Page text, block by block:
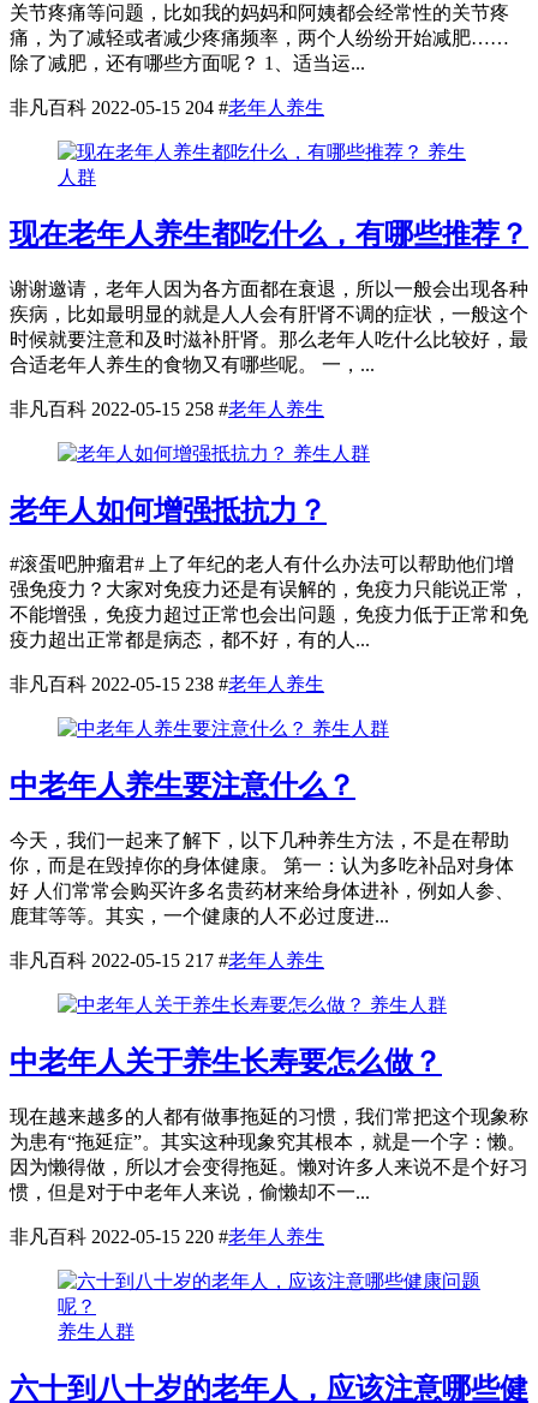
关节疼痛等问题，比如我的妈妈和阿姨都会经常性的关节疼
痛，为了减轻或者减少疼痛频率，两个人纷纷开始减肥……
除了减肥，还有哪些方面呢？ 1、适当运...
非凡百科 2022-05-15 204 #老年人养生
养生
人群
现在老年人养生都吃什么，有哪些推荐？
谢谢邀请，老年人因为各方面都在衰退，所以一般会出现各种
疾病，比如最明显的就是人人会有肝肾不调的症状，一般这个
时候就要注意和及时滋补肝肾。那么老年人吃什么比较好，最
合适老年人养生的食物又有哪些呢。 一，...
非凡百科 2022-05-15 258 #老年人养生
养生人群
老年人如何增强抵抗力？
#滚蛋吧肿瘤君# 上了年纪的老人有什么办法可以帮助他们增
强免疫力？大家对免疫力还是有误解的，免疫力只能说正常，
不能增强，免疫力超过正常也会出问题，免疫力低于正常和免
疫力超出正常都是病态，都不好，有的人...
非凡百科 2022-05-15 238 #老年人养生
养生人群
中老年人养生要注意什么？
今天，我们一起来了解下，以下几种养生方法，不是在帮助
你，而是在毁掉你的身体健康。 第一：认为多吃补品对身体
好 人们常常会购买许多名贵药材来给身体进补，例如人参、
鹿茸等等。其实，一个健康的人不必过度进...
非凡百科 2022-05-15 217 #老年人养生
养生人群
中老年人关于养生长寿要怎么做？
现在越来越多的人都有做事拖延的习惯，我们常把这个现象称
为患有“拖延症”。其实这种现象究其根本，就是一个字：懒。
因为懒得做，所以才会变得拖延。懒对许多人来说不是个好习
惯，但是对于中老年人来说，偷懒却不一...
非凡百科 2022-05-15 220 #老年人养生
养生人群
六十到八十岁的老年人，应该注意哪些健